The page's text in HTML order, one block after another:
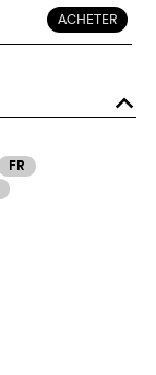
ACHETER
o
FR